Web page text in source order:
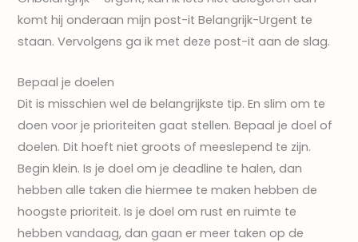
komt hij onderaan mijn post-it Belangrijk-Urgent te
staan. Vervolgens ga ik met deze post-it aan de slag.
Bepaal je doelen
Dit is misschien wel de belangrijkste tip. En slim om te
doen voor je prioriteiten gaat stellen. Bepaal je doel of
doelen. Dit hoeft niet groots of meeslepend te zijn.
Begin klein. Is je doel om je deadline te halen, dan
hebben alle taken die hiermee te maken hebben de
hoogste prioriteit. Is je doel om rust en ruimte te
hebben vandaag, dan gaan er meer taken op de